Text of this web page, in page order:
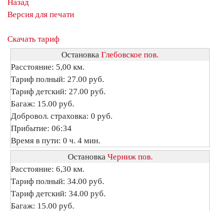
Назад
Версия для печати
Скачать тариф
Остановка Глебовское пов.
Расстояние: 5,00 км.
Тариф полный: 27.00 руб.
Тариф детский: 27.00 руб.
Багаж: 15.00 руб.
Добровол. страховка: 0 руб.
Прибытие: 06:34
Время в пути: 0 ч. 4 мин.
Остановка Черниж пов.
Расстояние: 6,30 км.
Тариф полный: 34.00 руб.
Тариф детский: 34.00 руб.
Багаж: 15.00 руб.